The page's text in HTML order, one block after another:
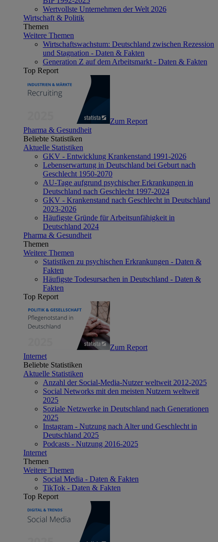
Wertvollste Unternehmen der Welt 2026
Wirtschaft & Politik
Themen
Weitere Themen
Wirtschaftswachstum: Deutschland zwischen Rezession
und Stagnation - Daten & Fakten
Generation Z auf dem Arbeitsmarkt - Daten & Fakten
Top Report
Zum Report
Pharma & Gesundheit
Beliebte Statistiken
Aktuelle Statistiken
GKV - Entwicklung Krankenstand 1991-2026
Lebenserwartung in Deutschland bei Geburt nach
Geschlecht 1950-2070
AU-Tage aufgrund psychischer Erkrankungen in
Deutschland nach Geschlecht 1997-2024
GKV - Krankenstand nach Geschlecht in Deutschland
2023-2026
Häufigste Gründe für Arbeitsunfähigkeit in
Deutschland 2024
Pharma & Gesundheit
Themen
Weitere Themen
Statistiken zu psychischen Erkrankungen - Daten &
Fakten
Häufigste Todesursachen in Deutschland - Daten &
Fakten
Top Report
Zum Report
Internet
Beliebte Statistiken
Aktuelle Statistiken
Anzahl der Social-Media-Nutzer weltweit 2012-2025
Social Networks mit den meisten Nutzern weltweit
2025
Soziale Netzwerke in Deutschland nach Generationen
2025
Instagram - Nutzung nach Alter und Geschlecht in
Deutschland 2025
Podcasts - Nutzung 2016-2025
Internet
Themen
Weitere Themen
Social Media - Daten & Fakten
TikTok - Daten & Fakten
Top Report